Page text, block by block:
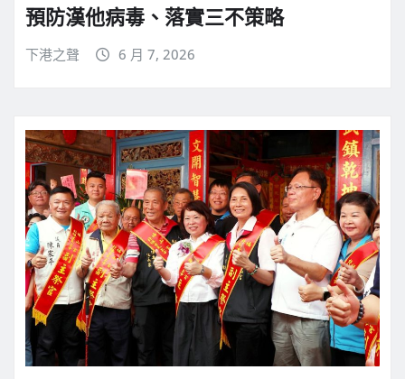
預防漢他病毒、落實三不策略
下港之聲 6 月 7, 2026